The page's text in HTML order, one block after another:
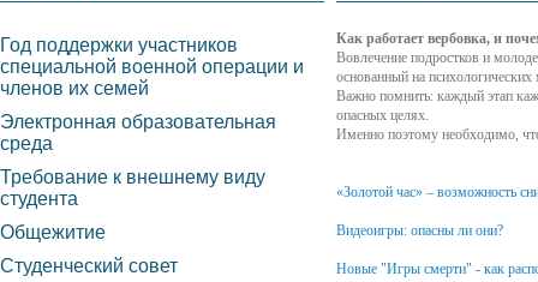
Как работает вербовка, и
Вовлечение подростков и
основанный на
Важно помнить: каждый этап
опасных целях.
Именно поэтому необходимо,
«Золотой час» – возможность
Видеоигры: опасны ли они?
Новые "Игры смерти" - как
Год поддержки участников
специальной военной операции и
членов их семей
Электронная образовательная
среда
Требование к внешнему виду
студента
Общежитие
Студенческий совет